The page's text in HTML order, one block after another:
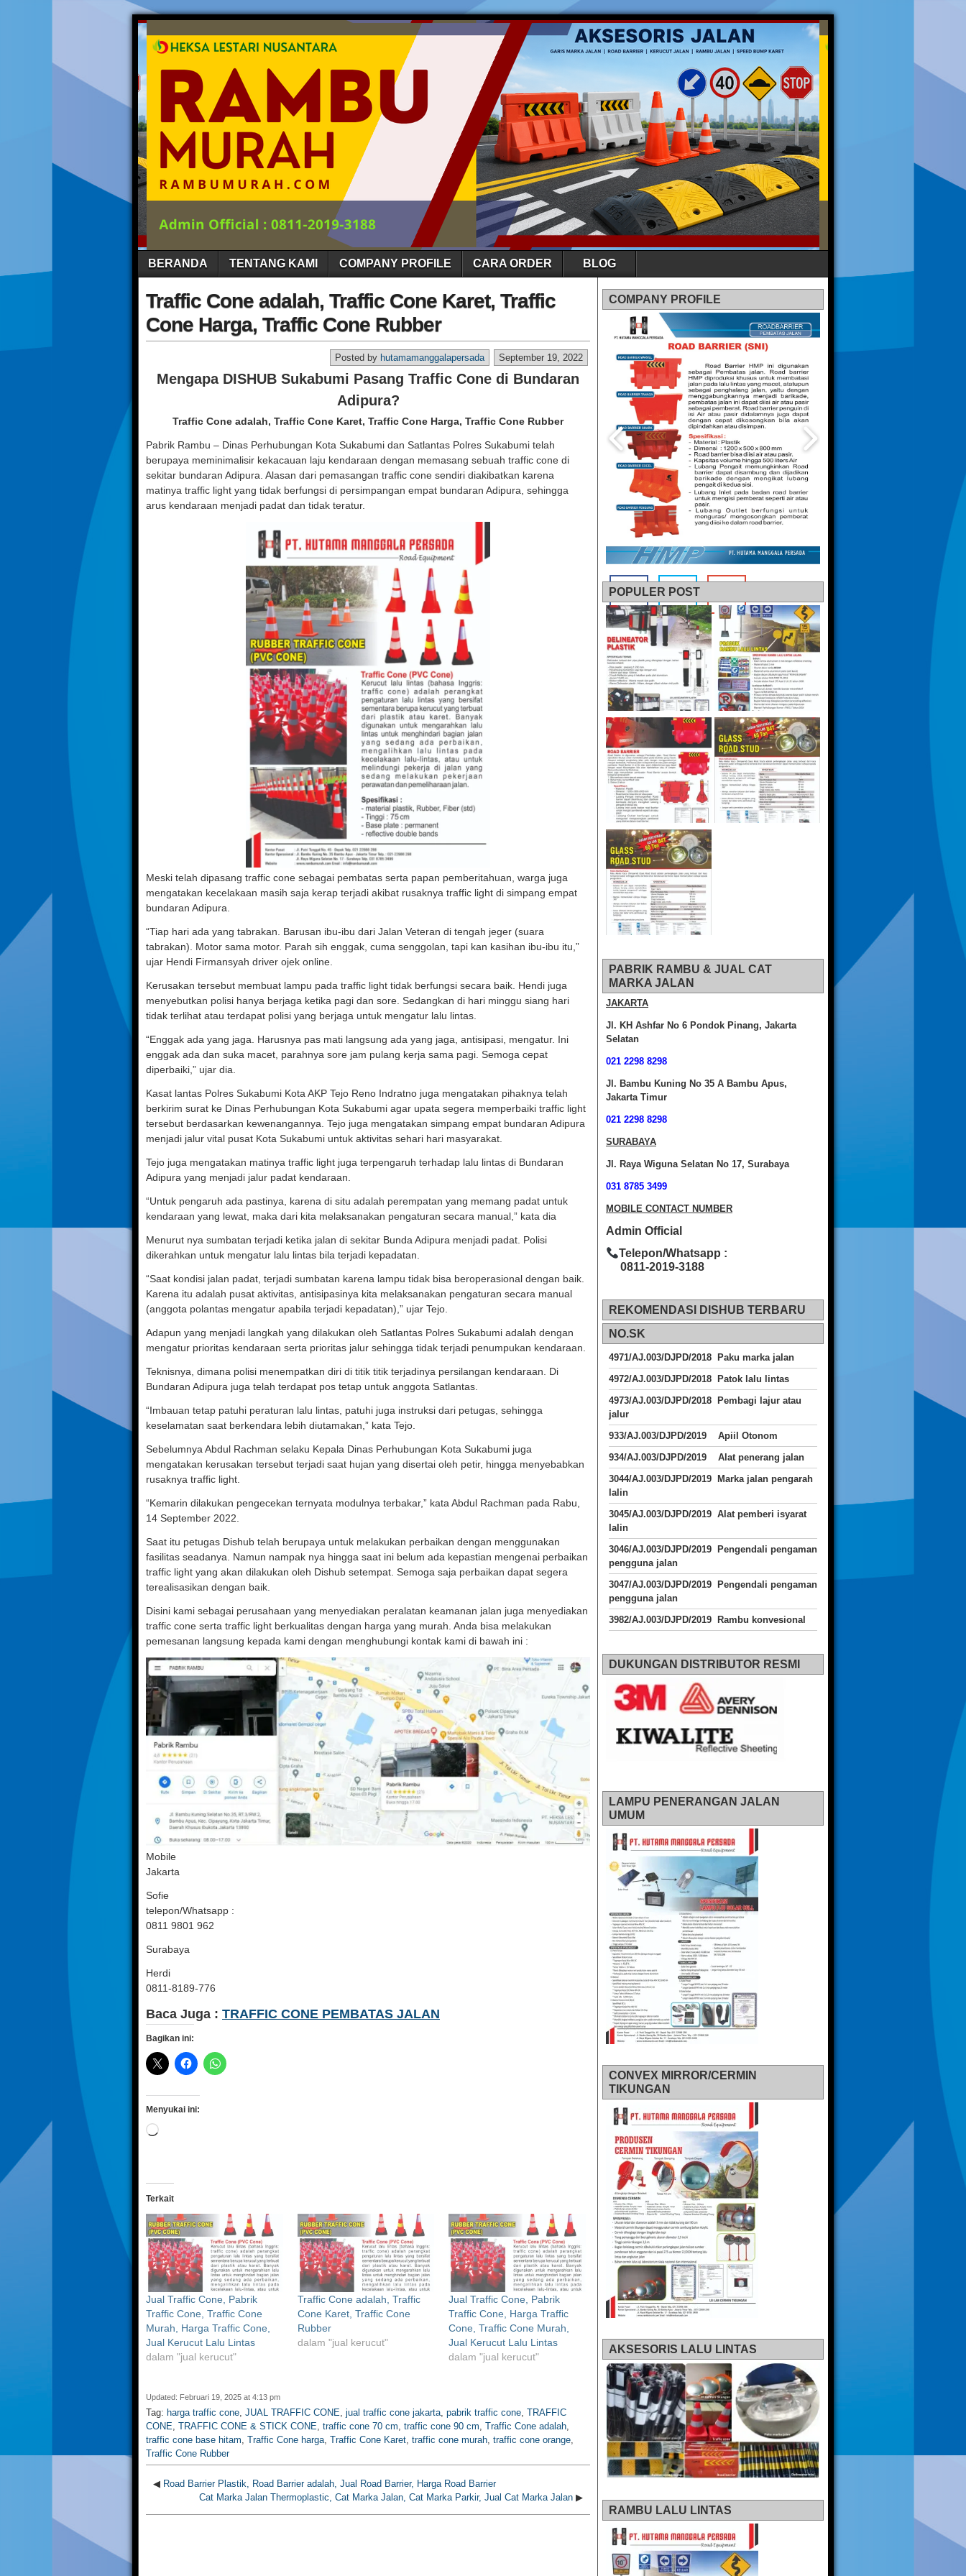
BERANDA TENTANG KAMI COMPANY PROFILE CARA ORDER BLOG
Traffic Cone adalah, Traffic Cone Karet, Traffic
Cone Harga, Traffic Cone Rubber
September 19, 2022
Posted by hutamamanggalapersada
Mengapa DISHUB Sukabumi Pasang Traffic Cone di Bundaran
Adipura?
Traffic Cone adalah, Traffic Cone Karet, Traffic Cone Harga, Traffic Cone Rubber
Pabrik Rambu – Dinas Perhubungan Kota Sukabumi dan Satlantas Polres Sukabumi telah
berupaya meminimalisir kekacauan laju kendaraan dengan memasang sebuah traffic cone di
sekitar bundaran Adipura. Alasan dari pemasangan traffic cone sendiri diakibatkan karena
matinya traffic light yang tidak berfungsi di persimpangan empat bundaran Adipura, sehingga
arus kendaraan menjadi padat dan tidak teratur.
Meski telah dipasang traffic cone sebagai pembatas serta papan pemberitahuan, warga juga
mengatakan kecelakaan masih saja kerap terjadi akibat rusaknya traffic light di simpang empat
bundaran Adipura.
“Tiap hari ada yang tabrakan. Barusan ibu-ibu dari Jalan Veteran di tengah jeger (suara
tabrakan). Motor sama motor. Parah sih enggak, cuma senggolan, tapi kan kasihan ibu-ibu itu,”
ujar Hendi Firmansyah driver ojek online.
Kerusakan tersebut membuat lampu pada traffic light tidak berfungsi secara baik. Hendi juga
menyebutkan polisi hanya berjaga ketika pagi dan sore. Sedangkan di hari minggu siang hari
tidak terlihat atau terdapat polisi yang berjaga untuk mengatur lalu lintas.
“Enggak ada yang jaga. Harusnya pas mati langsung ada yang jaga, antisipasi, mengatur. Ini
enggak ada dan suka macet, parahnya sore jam pulang kerja sama pagi. Semoga cepat
diperbaiki,” ujar dia.
Kasat lantas Polres Sukabumi Kota AKP Tejo Reno Indratno juga mengatakan pihaknya telah
berkirim surat ke Dinas Perhubungan Kota Sukabumi agar upata segera memperbaiki traffic light
tersebut berdasarkan kewenangannya. Tejo juga mengatakan simpang empat bundaran Adipura
menjadi jalur vital pusat Kota Sukabumi untuk aktivitas sehari hari masyarakat.
Tejo juga mengatakan matinya traffic light juga terpengaruh terhadap lalu lintas di Bundaran
Adipura yang menjadi jalur padat kendaraan.
“Untuk pengaruh ada pastinya, karena di situ adalah perempatan yang memang padat untuk
kendaraan yang lewat, maka dari kita melaksanakan pengaturan secara manual,” kata dia
Menurut nya sumbatan terjadi ketika jalan di sekitar Bunda Adipura menjadi padat. Polisi
dikerahkan untuk mengatur lalu lintas bila terjadi kepadatan.
“Saat kondisi jalan padat, terjadi sumbatan karena lampu tidak bisa beroperasional dengan baik.
Karena itu adalah pusat aktivitas, antisipasinya kita melaksanakan pengaturan secara manual
(anggota polantas mengatur apabila terjadi kepadatan),” ujar Tejo.
Adapun yang menjadi langkah yang dilakukan oleh Satlantas Polres Sukabumi adalah dengan
mengatur prioritas kendaraan serta prioritas jalur sehingga tidak terjadi penumpukan kendaraan.
Teknisnya, dimana polisi menempatkan diri di titik titik terjadinya persilangan kendaraan. Di
Bundaran Adipura juga telah terdapat pos tetap untuk anggota Satlantas.
“Imbauan tetap patuhi peraturan lalu lintas, patuhi juga instruksi dari petugas, sehingga
keselamatan saat berkendara lebih diutamakan,” kata Tejo.
Sebelumnya Abdul Rachman selaku Kepala Dinas Perhubungan Kota Sukabumi juga
mengatakan kerusakan tersebut terjadi saat hujan yang disertai oleh petir, hingga menyebabkan
rusaknya traffic light.
“Kemarin dilakukan pengecekan ternyata modulnya terbakar,” kata Abdul Rachman pada Rabu,
14 September 2022.
Saat itu petugas Dishub telah berupaya untuk melakukan perbaikan dengan menggunakan
fasilitas seadanya. Namun nampak nya hingga saat ini belum ada kepastian mengenai perbaikan
traffic light yang akan dilakukan oleh Dishub setempat. Semoga saja perbaikan dapat segera
terealisasikan dengan baik.
Disini kami sebagai perusahaan yang menyediakan peralatan keamanan jalan juga menyediakan
traffic cone serta traffic light berkualitas dengan harga yang murah. Anda bisa melakukan
pemesanan langsung kepada kami dengan menghubungi kontak kami di bawah ini :
Mobile
Jakarta
Sofie
telepon/Whatsapp :
0811 9801 962
Surabaya
Herdi
0811-8189-776
Baca Juga : TRAFFIC CONE PEMBATAS JALAN
Bagikan ini:
Menyukai ini:
Memuat...
Terkait
Jual Traffic Cone, Pabrik
Traffic Cone, Traffic Cone
Murah, Harga Traffic Cone,
Jual Kerucut Lalu Lintas
dalam "jual kerucut"
Traffic Cone adalah, Traffic
Cone Karet, Traffic Cone
Rubber
dalam "jual kerucut"
Jual Traffic Cone, Pabrik
Traffic Cone, Harga Traffic
Cone, Traffic Cone Murah,
Jual Kerucut Lalu Lintas
dalam "jual kerucut"
Updated: Februari 19, 2025 at 4:13 pm
Tag: harga traffic cone JUAL TRAFFIC CONE jual traffic cone jakarta pabrik traffic cone TRAFFIC
CONE TRAFFIC CONE & STICK CONE traffic cone 70 cm traffic cone 90 cm Traffic Cone adalah
traffic cone base hitam Traffic Cone harga Traffic Cone Karet traffic cone murah traffic cone orange
Traffic Cone Rubber
◀ Road Barrier Plastik, Road Barrier adalah, Jual Road Barrier, Harga Road Barrier
Cat Marka Jalan Thermoplastic, Cat Marka Jalan, Cat Marka Parkir, Jual Cat Marka Jalan ▶
COMPANY PROFILE
POPULER POST
PABRIK RAMBU & JUAL CAT
MARKA JALAN
JAKARTA
Jl. KH Ashfar No 6 Pondok Pinang, Jakarta
Selatan
021 2298 8298
Jl. Bambu Kuning No 35 A Bambu Apus,
Jakarta Timur
021 2298 8298
SURABAYA
Jl. Raya Wiguna Selatan No 17, Surabaya
031 8785 3499
MOBILE CONTACT NUMBER
Admin Official
Telepon/Whatsapp :
0811-2019-3188
REKOMENDASI DISHUB TERBARU
NO.SK
4971/AJ.003/DJPD/2018 Paku marka jalan
4972/AJ.003/DJPD/2018 Patok lalu lintas
4973/AJ.003/DJPD/2018
Pembagi lajur atau
jalur
933/AJ.003/DJPD/2019 Apiil Otonom
934/AJ.003/DJPD/2019 Alat penerang jalan
3044/AJ.003/DJPD/2019 Marka jalan pengarah
lalin
3045/AJ.003/DJPD/2019 Alat pemberi isyarat
lalin
3046/AJ.003/DJPD/2019 Pengendali pengaman
pengguna jalan
3047/AJ.003/DJPD/2019 Pengendali pengaman
pengguna jalan
3982/AJ.003/DJPD/2019 Rambu konvesional
DUKUNGAN DISTRIBUTOR RESMI
LAMPU PENERANGAN JALAN
UMUM
CONVEX MIRROR/CERMIN
TIKUNGAN
AKSESORIS LALU LINTAS
RAMBU LALU LINTAS